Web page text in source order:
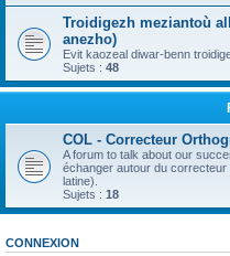
Troidigezh meziantoù
anezho)
Evit kaozeal diwar-benn
Sujets : 48
COL - Correcteur
A forum to talk about our
échanger autour du
latine).
Sujets : 18
CONNEXION